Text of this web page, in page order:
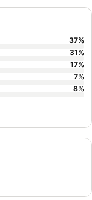
37%
31%
17%
7%
8%